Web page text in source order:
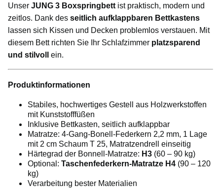
Unser JUNG 3 Boxspringbett ist praktisch, modern und
zeitlos. Dank des seitlich aufklappbaren Bettkastens
lassen sich Kissen und Decken problemlos verstauen. Mit
diesem Bett richten Sie Ihr Schlafzimmer platzsparend
und stilvoll
ein.
Produktinformationen
Stabiles, hochwertiges Gestell aus Holzwerkstoffen
mit Kunststofffüßen
Inklusive Bettkasten, seitlich aufklappbar
Matratze: 4-Gang-Bonell-Federkern 2,2 mm, 1 Lage
mit 2 cm Schaum T 25, Matratzendrell einseitig
Härtegrad der Bonnell-Matratze: H3 (60 – 90 kg)
Optional: Taschenfederkern-Matratze H4 (90 – 120
kg)
Verarbeitung bester Materialien